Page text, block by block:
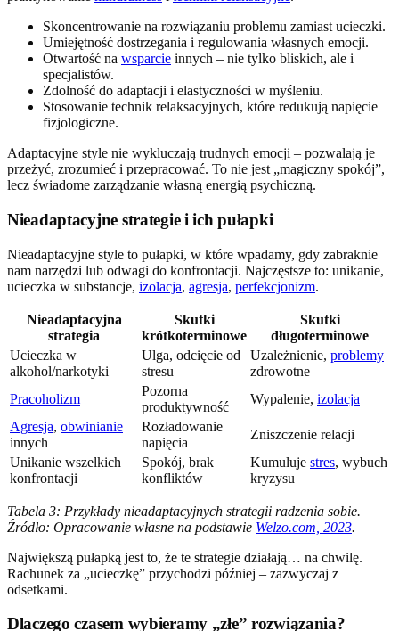
Skoncentrowanie na rozwiązaniu problemu zamiast ucieczki.
Umiejętność dostrzegania i regulowania własnych emocji.
Otwartość na wsparcie innych – nie tylko bliskich, ale i
specjalistów.
Zdolność do adaptacji i elastyczności w myśleniu.
Stosowanie technik relaksacyjnych, które redukują napięcie
fizjologiczne.
Adaptacyjne style nie wykluczają trudnych emocji – pozwalają je
przeżyć, zrozumieć i przepracować. To nie jest „magiczny spokój”,
lecz świadome zarządzanie własną energią psychiczną.
Nieadaptacyjne strategie i ich pułapki
Nieadaptacyjne style to pułapki, w które wpadamy, gdy zabraknie
nam narzędzi lub odwagi do konfrontacji. Najczęstsze to: unikanie,
ucieczka w substancje, izolacja, agresja, perfekcjonizm.
Nieadaptacyjna
strategia
Skutki
krótkoterminowe
Skutki
długoterminowe
Ucieczka w
alkohol/narkotyki
Ulga, odcięcie od
stresu
Uzależnienie, problemy
zdrowotne
Pracoholizm
Pozorna
produktywność
Wypalenie, izolacja
Agresja, obwinianie
innych
Rozładowanie
napięcia
Zniszczenie relacji
Unikanie wszelkich
konfrontacji
Spokój, brak
konfliktów
Kumuluje stres, wybuch
kryzysu
Tabela 3: Przykłady nieadaptacyjnych strategii radzenia sobie.
Źródło: Opracowanie własne na podstawie Welzo.com, 2023.
Największą pułapką jest to, że te strategie działają… na chwilę.
Rachunek za „ucieczkę” przychodzi później – zazwyczaj z
odsetkami.
Dlaczego czasem wybieramy „złe” rozwiązania?